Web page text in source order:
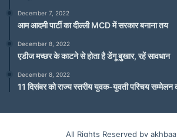
December 7, 2022
आम आदमी पार्टी का दील्ली MCD में सरकार बनाना तय
December 8, 2022
एडीज मच्छर के काटने से होता है डेंगू बुखार, रहें सावधान
December 8, 2022
11 दिसंबर को राज्य स्तरीय युवक-युवती परिचय
All Rights Reserved by